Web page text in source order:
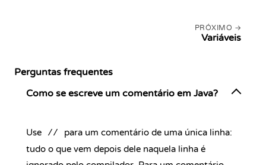
PRÓXIMO
Variáveis
Perguntas frequentes
Como se escreve um comentário em Java?
Use //
para um comentário de uma única linha:
tudo o que vem depois dele naquela linha é